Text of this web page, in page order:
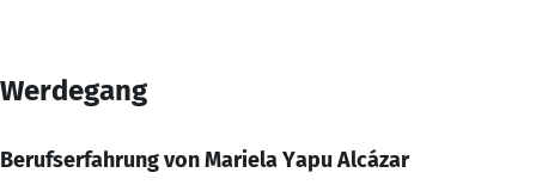
Werdegang
Berufserfahrung von Mariela Yapu Alcázar